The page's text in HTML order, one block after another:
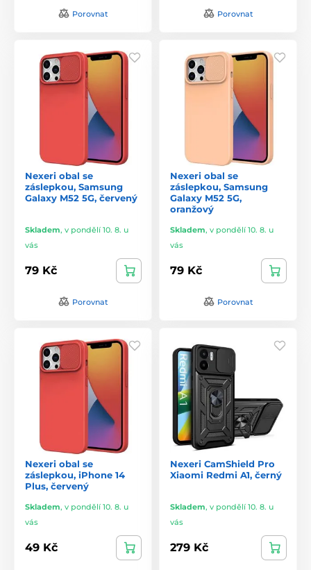
Porovnat Porovnat
Nexeri obal se
záslepkou, Samsung
Galaxy M52 5G, červený
Skladem, v pondělí 10. 8. u
vás
79 Kč
Porovnat
Nexeri obal se
záslepkou, Samsung
Galaxy M52 5G,
oranžový
Skladem, v pondělí 10. 8. u
vás
79 Kč
Porovnat
Nexeri obal se
záslepkou, iPhone 14
Plus, červený
Skladem, v pondělí 10. 8. u
vás
49 Kč
Nexeri CamShield Pro
Xiaomi Redmi A1, černý
Skladem, v pondělí 10. 8. u
vás
279 Kč